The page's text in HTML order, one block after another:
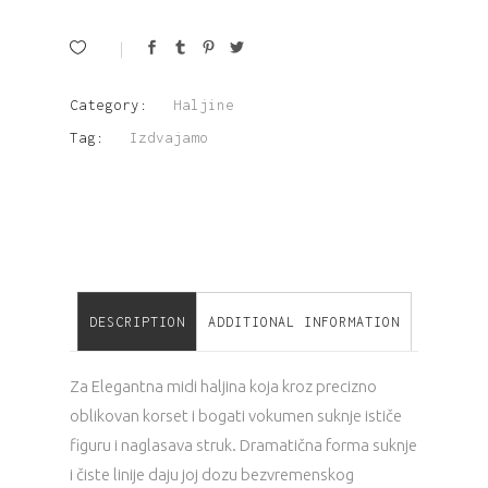
ravnim
Category:
Haljine
Tag:
Izdvajamo
DESCRIPTION ADDITIONAL INFORMATION
Za Elegantna midi haljina koja kroz precizno
oblikovan korset i bogati vokumen suknje ističe
figuru i naglasava struk. Dramatična forma suknje
i čiste linije daju joj dozu bezvremenskog